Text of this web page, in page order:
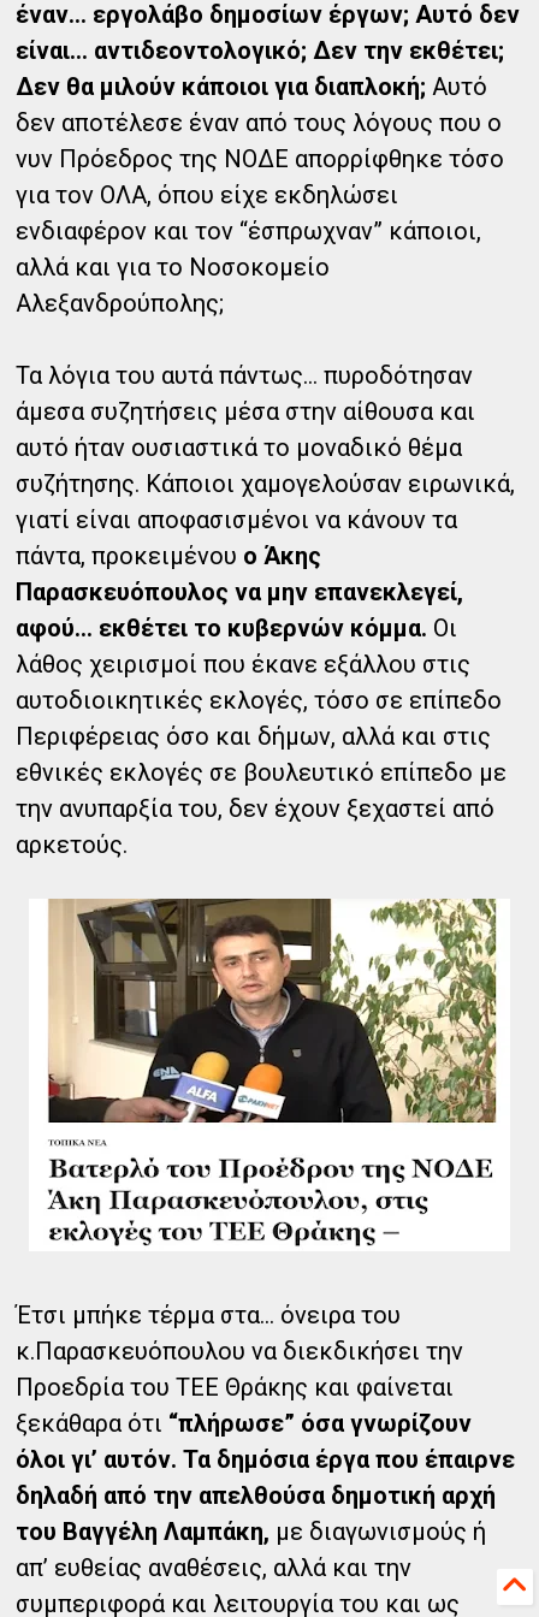
έναν… εργολάβο δημοσίων έργων; Αυτό δεν
είναι… αντιδεοντολογικό; Δεν την εκθέτει;
Δεν θα μιλούν κάποιοι για διαπλοκή; Αυτό
δεν αποτέλεσε έναν από τους λόγους που ο
νυν Πρόεδρος της ΝΟΔΕ απορρίφθηκε τόσο
για τον ΟΛΑ, όπου είχε εκδηλώσει
ενδιαφέρον και τον “έσπρωχναν” κάποιοι,
αλλά και για το Νοσοκομείο
Αλεξανδρούπολης;
Τα λόγια του αυτά πάντως… πυροδότησαν
άμεσα συζητήσεις μέσα στην αίθουσα και
αυτό ήταν ουσιαστικά το μοναδικό θέμα
συζήτησης. Κάποιοι χαμογελούσαν ειρωνικά,
γιατί είναι αποφασισμένοι να κάνουν τα
πάντα, προκειμένου ο Άκης
Παρασκευόπουλος να μην επανεκλεγεί,
αφού… εκθέτει το κυβερνών κόμμα. Οι
λάθος χειρισμοί που έκανε εξάλλου στις
αυτοδιοικητικές εκλογές, τόσο σε επίπεδο
Περιφέρειας όσο και δήμων, αλλά και στις
εθνικές εκλογές σε βουλευτικό επίπεδο με
την ανυπαρξία του, δεν έχουν ξεχαστεί από
αρκετούς.
Έτσι μπήκε τέρμα στα… όνειρα του
κ.Παρασκευόπουλου να διεκδικήσει την
Προεδρία του ΤΕΕ Θράκης και φαίνεται
ξεκάθαρα ότι “πλήρωσε” όσα γνωρίζουν
όλοι γι’ αυτόν. Τα δημόσια έργα που έπαιρνε
δηλαδή από την απελθούσα δημοτική αρχή
του Βαγγέλη Λαμπάκη, με διαγωνισμούς ή
απ’ ευθείας αναθέσεις, αλλά και την
συμπεριφορά και λειτουργία του και ως